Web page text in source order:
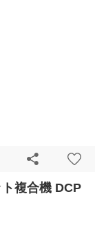
複合機 DCP